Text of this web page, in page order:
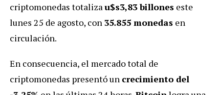
criptomonedas totalizau$s3,83 billones este
lunes 25 de agosto, con 35.855 monedas en
circulación.
En consecuencia, el mercado total de
criptomonedas presentó un crecimiento del